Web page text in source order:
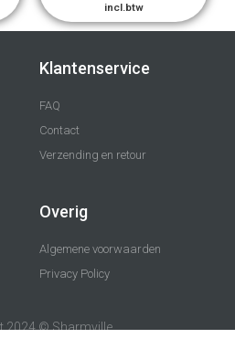
incl.btw
Klantenservice
FAQ
Contact
Verzending en retour
Overig
Algemene voorwaarden
Privacy Policy
2024 © Sharmville